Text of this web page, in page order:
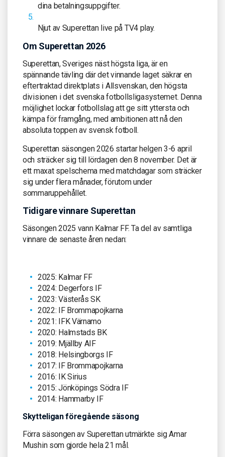
dina betalningsuppgifter.
Njut av Superettan live på TV4 play.
Om Superettan 2026
Superettan, Sveriges näst högsta liga, är en
spännande tävling där det vinnande laget säkrar en
eftertraktad direktplats i Allsvenskan, den högsta
divisionen i det svenska fotbollsligasystemet. Denna
möjlighet lockar fotbollslag att ge sitt yttersta och
kämpa för framgång, med ambitionen att nå den
absoluta toppen av svensk fotboll.
Superettan säsongen 2026 startar helgen 3-6 april
och sträcker sig till lördagen den 8 november. Det är
ett maxat spelschema med matchdagar som sträcker
sig under flera månader, förutom under
sommaruppehållet.
Tidigare vinnare Superettan
Säsongen 2025 vann Kalmar FF. Ta del av samtliga
vinnare de senaste åren nedan:
2025: Kalmar FF
2024: Degerfors IF
2023: Västerås SK
2022: IF Brommapojkarna
2021: IFK Värnamo
2020: Halmstads BK
2019: Mjällby AIF
2018: Helsingborgs IF
2017: IF Brommapojkarna
2016: IK Sirius
2015: Jönköpings Södra IF
2014: Hammarby IF
Skytteligan föregående säsong
Förra säsongen av Superettan utmärkte sig Amar
Mushin som gjorde hela 21 mål.